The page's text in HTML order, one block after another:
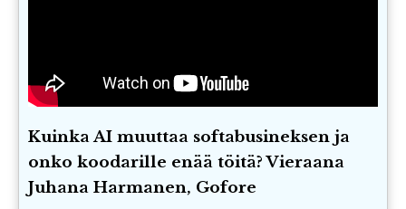
Kuinka AI muuttaa softabusineksen ja
onko koodarille enää töitä? Vieraana
Juhana Harmanen, Gofore